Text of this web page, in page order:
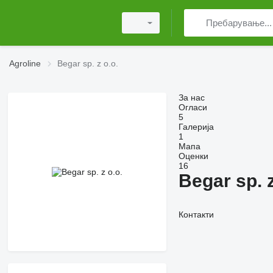
Agroline Begar sp. z o.o.
За нас
Огласи
5
Галерија
1
Мапа
Оценки
16
Begar sp.
Контакти